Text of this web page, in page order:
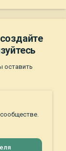
оставить